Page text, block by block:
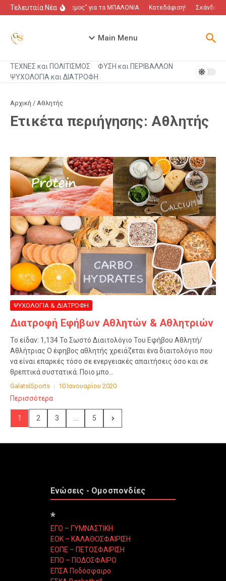
Μετάβαση στο περιεχόμενο
Τελευταία Νέα“Πόλεμος” για τα ΜΠΑΛΟΝΙΑ Κατεδάφιση! Σκάνδαλο
Main Menu
ΤΕΧΝΕΣ και ΠΟΛΙΤΙΣΜΟΣ
ΦΥΣΗ και ΠΕΡΙΒΑΛΛΟΝ
ΨΥΧΟΛΟΓΙΑ και ΔΙΑΤΡΟΦΗ
Αρχική / Αθλητής
Ετικέτα περιήγησης: Αθλητής
ΨΥΧΟΛΟΓΙΑ & ΔΙΑΤΡΟΦΗ
Διατροφή Εφήβων Αθλητών & Αθλητριών
Το είδαν: 1,134 Το Σωστό Διαιτολόγιο Του Εφήβου Αθλητή/
Αθλήτριας Ο έφηβος αθλητής χρειάζεται ένα διαιτολόγιο που
να είναι επαρκές τόσο σε ενεργειακές απαιτήσεις όσο και σε
θρεπτικά συστατικά. Ποιο μπο...
GalatsiSports 10 Ιανουαρίου 2020
Περισσότερα
1 2 3 ... 5
Ενώσεις - Ομοσπονδίες
*
ΕΓΟ – ΓΥΜΝΑΣΤΙΚΗ
ΕΟΚ – ΚΑΛΑΘΟΣΦΑΙΡΙΣΗ
ΕΟΠΕ – ΠΕΤΟΣΦΑΙΡΙΣΗ
ΕΠΟ – ΠΟΔΟΣΦΑΙΡΟ
ΕΠΣΑ Ποδόσφαιρο